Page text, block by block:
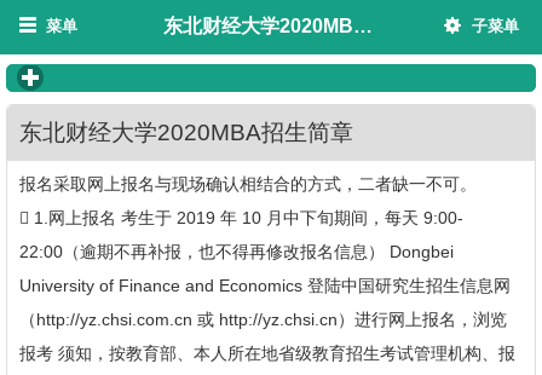
东北财经大学2020MBA招生简章
菜单 子菜单
click to expand contents
东北财经大学2020MBA招生简章
报名采取网上报名与现场确认相结合的方式，二者缺一不可。
 1.网上报名 考生于 2019 年 10 月中下旬期间，每天 9:00-
22:00（逾期不再补报，也不得再修改报名信息） Dongbei
University of Finance and Economics 登陆中国研究生招生信息网
（http://yz.chsi.com.cn 或 http://yz.chsi.cn）进行网上报名，浏览
报考 须知，按教育部、本人所在地省级教育招生考试管理机构、报